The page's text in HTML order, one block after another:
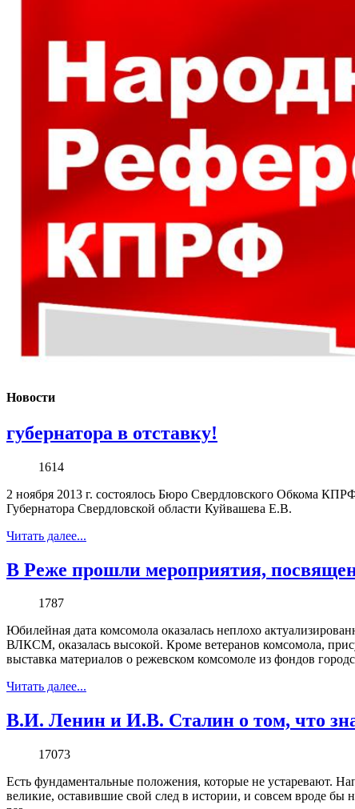
Новости
губернатора в отставку!
1614
2 ноября 2013 г. состоялось Бюро Свердловского Обкома
Губернатора Свердловской области Куйвашева Е.В.
Читать далее...
В Реже прошли мероприятия,
1787
Юбилейная дата комсомола оказалась неплохо
ВЛКСМ, оказалась высокой. Кроме ветеранов комсомола,
выставка материалов о режевском комсомоле из фондов
Читать далее...
В.И. Ленин и И.В. Сталин о том, что
17073
Есть фундаментальные положения, которые не устаревают.
великие, оставившие свой след в истории, и совсем вроде